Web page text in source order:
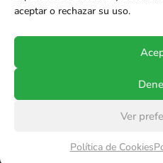
aceptar o rechazar su uso.
Ver
Política de Cookies
proyecta...
Todos los